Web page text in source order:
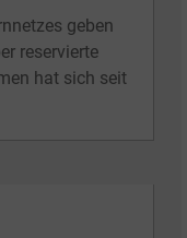
geben
reservierte
hat sich seit